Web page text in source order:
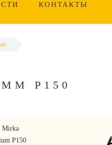
КОНТАКТЫ
P150
Mirka
P150